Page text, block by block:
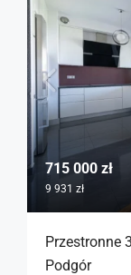
715 000 zł
9 931 zł
Przestronne
Podgór